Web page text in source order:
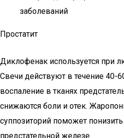
заболеваний
Простатит
Диклофенак используется при
Свечи действуют в течение 40-
воспаление в тканях
снижаются боли и отек.
суппозиторий поможет
предстательной железе.